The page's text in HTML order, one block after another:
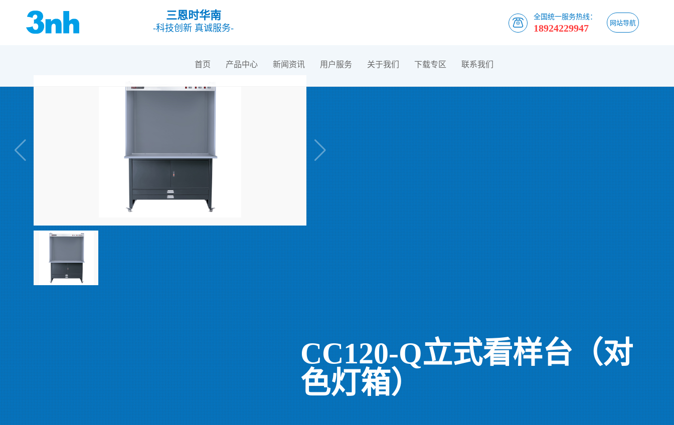
三恩时华南
-科技创新 真诚服务-
全国统一服务热线：
18924229947 网站导航
首页 产品中心 新闻资讯 用户服务 关于我们 下载专区 联系我们
CC120-Q立式看样台（对
色灯箱）